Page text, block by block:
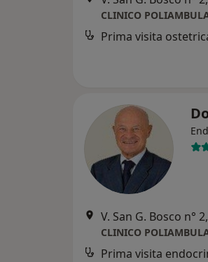
CLINICO
Prima visita
V. San G. Bosco n°
CLINICO